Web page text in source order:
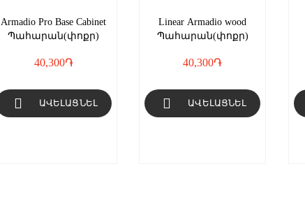
Armadio Pro Base Cabinet
Պահարան(փոքր)
40,300֏
ԱՎԵԼԱՑՆԵԼ
Linear Armadio wood
Պահարան(փոքր)
40,300֏
ԱՎԵԼԱՑՆԵԼ